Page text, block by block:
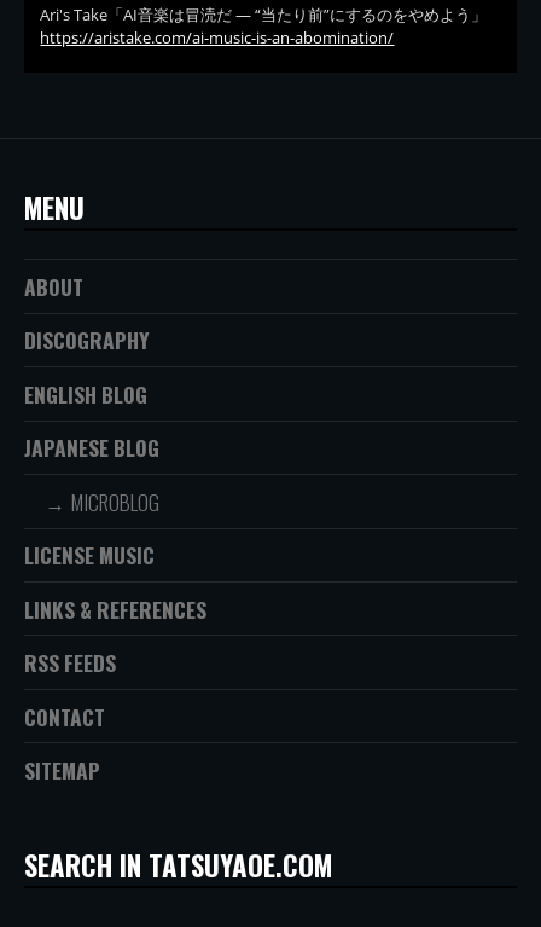
Ari's Take「AI音楽は冒涜だ — “当たり前”にするのをやめよう」
https://aristake.com/ai-music-is-an-abomination/
MENU
ABOUT
DISCOGRAPHY
ENGLISH BLOG
JAPANESE BLOG
MICROBLOG
LICENSE MUSIC
LINKS & REFERENCES
RSS FEEDS
CONTACT
SITEMAP
SEARCH IN TATSUYAOE.COM